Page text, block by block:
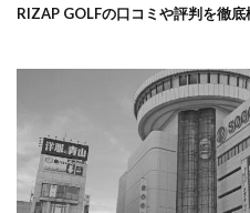
RIZAP GOLFの口コミや評判を徹